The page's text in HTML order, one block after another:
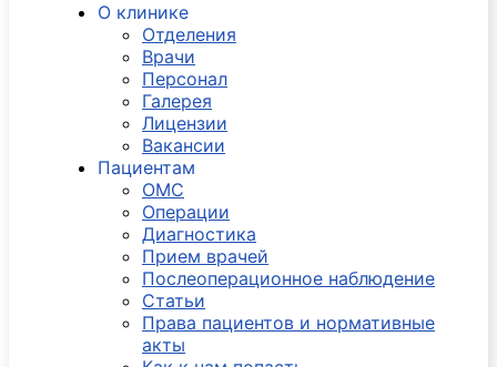
О клинике
Отделения
Врачи
Персонал
Галерея
Лицензии
Вакансии
Пациентам
ОМС
Операции
Диагностика
Прием врачей
Послеоперационное наблюдение
Статьи
Права пациентов и нормативные
акты